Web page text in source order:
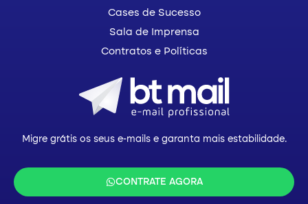
Cases de Sucesso
Sala de Imprensa
Contratos e Políticas
Migre grátis os seus e-mails e garanta mais estabilidade.
CONTRATE AGORA